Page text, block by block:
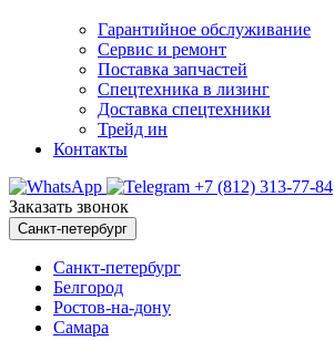
Гарантийное обслуживание
Сервис и ремонт
Поставка запчастей
Спецтехника в лизинг
Доставка спецтехники
Трейд ин
Контакты
+7 (812) 313-77-84
Заказать звонок
Санкт-петербург
Санкт-петербург
Белгород
Ростов-на-дону
Самара